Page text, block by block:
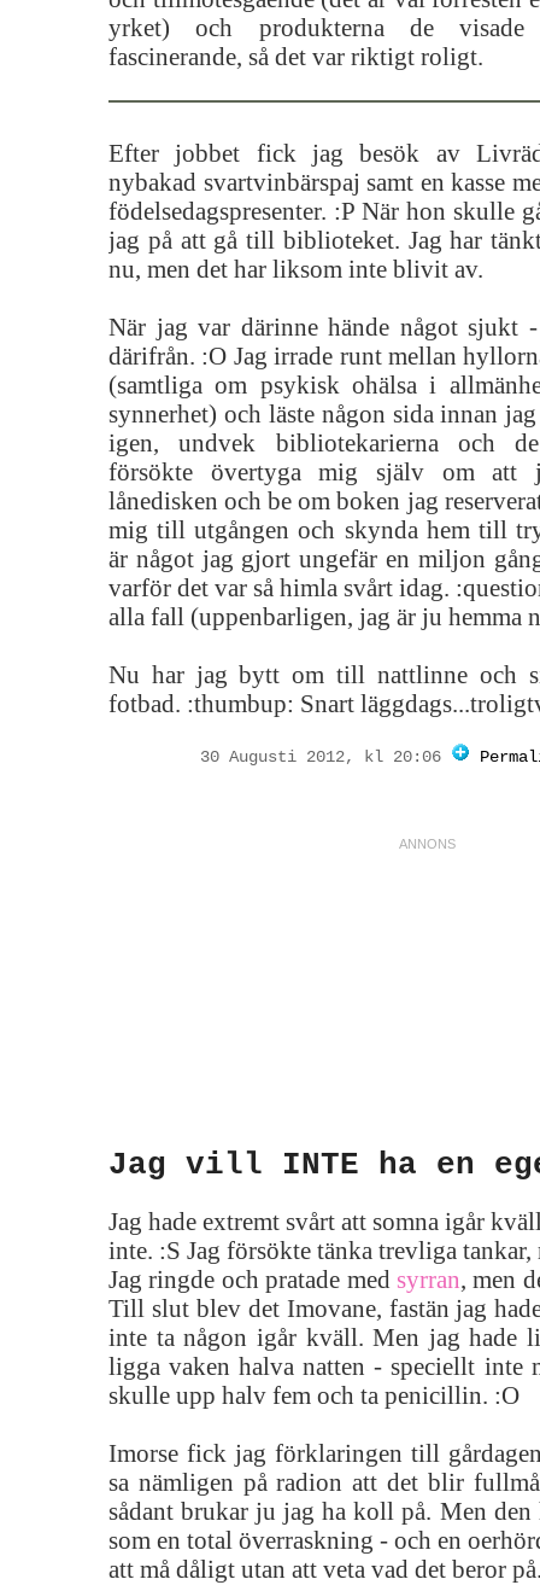
yrket) och produkterna de
fascinerande, så det var riktigt roligt.
Efter jobbet fick jag besök av
nybakad svartvinbärspaj samt en kasse
födelsedagspresenter. :P När hon skulle
jag på att gå till biblioteket. Jag har
nu, men det har liksom inte blivit av.
När jag var därinne hände något sjukt
därifrån. :O Jag irrade runt mellan
(samtliga om psykisk ohälsa i
synnerhet) och läste någon sida innan
igen, undvek bibliotekarierna och
försökte övertyga mig själv om att
lånedisken och be om boken jag
mig till utgången och skynda hem till
är något jag gjort ungefär en miljon
varför det var så himla svårt idag.
alla fall (uppenbarligen, jag är ju hemma
Nu har jag bytt om till nattlinne och
fotbad. :thumbup: Snart
30 Augusti 2012, kl 20:06
Jag vill INTE ha en
Jag hade extremt svårt att somna igår
inte. :S Jag försökte tänka trevliga
Jag ringde och pratade med syrran, men
Till slut blev det Imovane, fastän jag
inte ta någon igår kväll. Men jag hade
ligga vaken halva natten - speciellt inte
skulle upp halv fem och ta penicillin. :O
Imorse fick jag förklaringen till
sa nämligen på radion att det blir
sådant brukar ju jag ha koll på. Men den
som en total överraskning - och en
att må dåligt utan att veta vad det beror